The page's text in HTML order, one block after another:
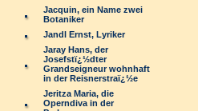
Jacquin, ein Name zwei
Botaniker
Jandl Ernst, Lyriker
Jaray Hans, der
Josefstï¿½dter
Grandseigneur wohnhaft
in der Reisnerstraï¿½e
Jeritza Maria, die
Operndiva in der